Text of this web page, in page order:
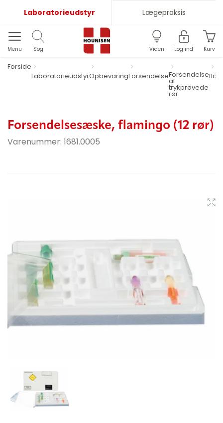
Laboratorieudstyr Lægepraksis
Menu Søg Viden Log ind Kurv
Forside
LaboratorieudstyrOpbevaringForsendelseForsendelse
af
trykprøvede
rør
Forsendelsesæske, flamingo (12 rør)
Varenummer: 1681.0005